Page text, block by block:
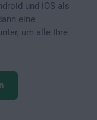
und iOS als
eine
um alle Ihre